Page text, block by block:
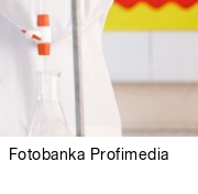
Fotobanka Profimedia